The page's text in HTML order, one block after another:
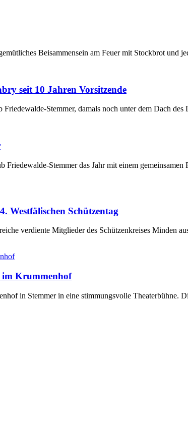
Beisammensein am Feuer mit Stockbrot und
seit 10 Jahren Vorsitzende
Stemmer, damals noch unter dem Dach
Stemmer das Jahr mit einem
Westfälischen Schützentag
verdiente Mitglieder des Schützenkreises Minden
im Krummenhof
in Stemmer in eine stimmungsvolle Theaterbühne.